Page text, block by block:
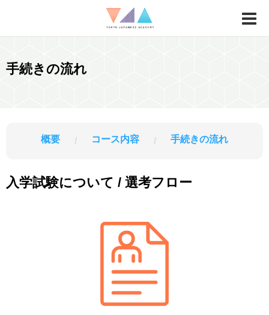
手続きの流れ
概要 / コース内容 / 手続きの流れ
入学試験について / 選考フロー